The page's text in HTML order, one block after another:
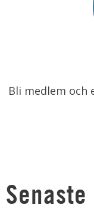
Bli medlem och